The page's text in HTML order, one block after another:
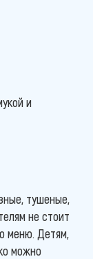
и
тушеные,
не стоит
меню. Детям,
можно